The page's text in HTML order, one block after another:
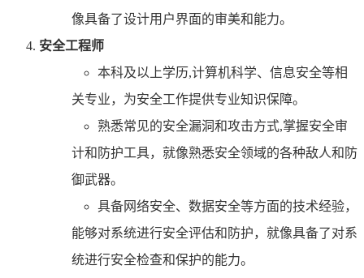
像具备了设计用户界面的审美和能力。
安全工程师
本科及以上学历,计算机科学、信息安全等相
关专业，为安全工作提供专业知识保障。
熟悉常见的安全漏洞和攻击方式,掌握安全审
计和防护工具，就像熟悉安全领域的各种敌人和防
御武器。
具备网络安全、数据安全等方面的技术经验，
能够对系统进行安全评估和防护，就像具备了对系
统进行安全检查和保护的能力。